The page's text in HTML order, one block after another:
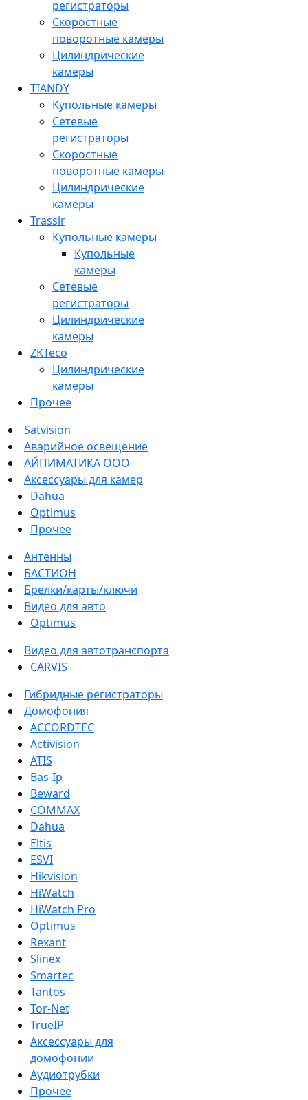
регистраторы
Скоростные
поворотные камеры
Цилиндрические
камеры
TIANDY
Купольные камеры
Сетевые
регистраторы
Скоростные
поворотные камеры
Цилиндрические
камеры
Trassir
Купольные камеры
Купольные
камеры
Сетевые
регистраторы
Цилиндрические
камеры
ZKTeco
Цилиндрические
камеры
Прочее
Satvision
Аварийное освещение
АЙПИМАТИКА ООО
Аксессуары для камер
Dahua
Optimus
Прочее
Антенны
БАСТИОН
Брелки/карты/ключи
Видео для авто
Optimus
Видео для автотранспорта
CARVIS
Гибридные регистраторы
Домофония
ACCORDTEC
Activision
ATIS
Bas-Ip
Beward
COMMAX
Dahua
Eltis
ESVI
Hikvision
HiWatch
HiWatch Pro
Optimus
Rexant
Slinex
Smartec
Tantos
Tor-Net
TrueIP
Аксессуары для
домофонии
Аудиотрубки
Прочее